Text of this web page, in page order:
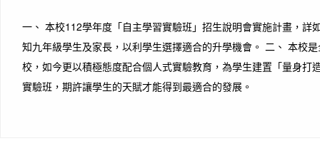
一、 本校112學年度「自主學習實驗班」招生說明會實施計畫，詳
知九年級學生及家長，以利學生選擇適合的升學機會。 二、 本校
校，如今更以積極態度配合個人式實驗教育，為學生建置「量身打
實驗班，期許讓學生的天賦才能得到最適合的發展。